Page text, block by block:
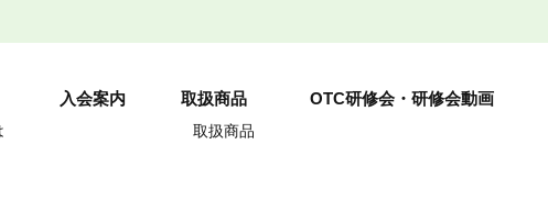
入会案内 取扱商品
取扱商品
OTC研修会・研修会動画